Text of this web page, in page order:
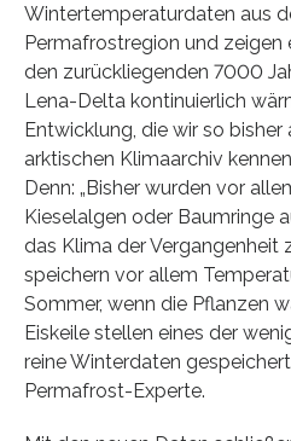
Wintertemperaturdaten aus
Permafrostregion und zeigen
den zurückliegenden 7000
Lena-Delta kontinuierlich
Entwicklung, die wir so
arktischen Klimaarchiv
Denn: „Bisher wurden vor
Kieselalgen oder Baumringe
das Klima der Vergangenheit
speichern vor allem
Sommer, wenn die Pflanzen
Eiskeile stellen eines der
reine Winterdaten
Permafrost-Experte.